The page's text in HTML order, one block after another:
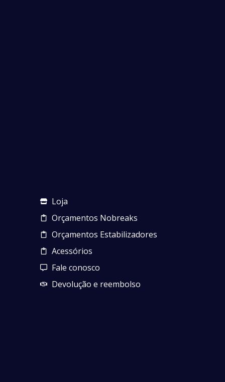
Loja
Orçamentos Nobreaks
Orçamentos Estabilizadores
Acessórios
Fale conosco
Devolução e reembolso